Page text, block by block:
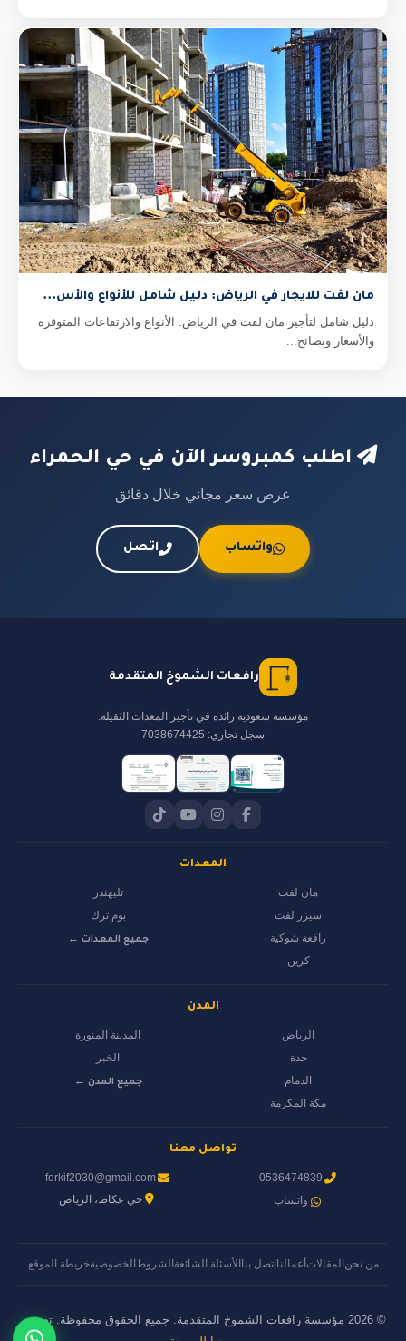
مان لفت للايجار في الرياض: دليل شامل للأنواع والأس...
دليل شامل لتأجير مان لفت في الرياض. الأنواع والارتفاعات المتوفرة
والأسعار ونصائح...
اطلب كمبروسر الآن في حي الحمراء
عرض سعر مجاني خلال دقائق
واتساب اتصل
رافعات الشموخ المتقدمة
مؤسسة سعودية رائدة في تأجير المعدات الثقيلة.
سجل تجاري: 7038674425
المعدات
مان لفت
سيزر لفت
رافعة شوكية
كرين
تليهندر
بوم ترك
جميع المعدات ←
المدن
الرياض
جدة
الدمام
مكة المكرمة
المدينة المنورة
الخبر
جميع المدن ←
تواصل معنا
0536474839
واتساب
forkif2030@gmail.com
حي عكاظ، الرياض
من نحنالمقالات أعمالنااتصل بناالأسئلة الشائعةالشروط الخصوصيةخريطة الموقع
© 2026 مؤسسة رافعات الشموخ المتقدمة. جميع الحقوق محفوظة. تصميم